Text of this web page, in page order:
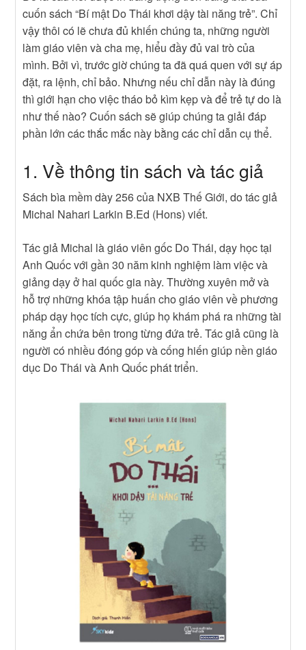
cuốn sách “Bí mật Do Thái khơi dậy tài năng trẻ”.Chỉ
vậy thôi có lẽ chưa đủ khiến chúng ta, những người
làm giáo viên và cha mẹ, hiểu đầy đủ vai trò của
mình. Bởi vì, trước giờ chúng ta đã quá quen với sự áp
đặt, ra lệnh, chỉ bảo. Nhưng nếu chỉ dẫn này là đúng
thì giới hạn cho việc tháo bỏ kìm kẹp và để trẻ tự do là
như thế nào? Cuốn sách sẽ giúp chúng ta giải đáp
phần lớn các thắc mắc này bằng các chỉ dẫn cụ thể.
1. Về thông tin sách và tác giả
Sách bìa mềm dày 256 của NXB Thế Giới, do tác giả
Michal Nahari Larkin B.Ed (Hons) viết.
Tác giả Michal là giáo viên gốc Do Thái, dạy học tại
Anh Quốc với gần 30 năm kinh nghiệm làm việc và
giảng dạy ở hai quốc gia này. Thường xuyên mở và
hỗ trợ những khóa tập huấn cho giáo viên về phương
pháp dạy học tích cực, giúp họ khám phá ra những tài
năng ẩn chứa bên trong từng đứa trẻ. Tác giả cũng là
người có nhiều đóng góp và cống hiến giúp nền giáo
dục Do Thái và Anh Quốc phát triển.